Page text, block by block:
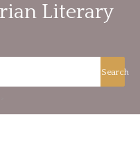
Literary
Search